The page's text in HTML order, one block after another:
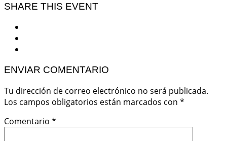
SHARE THIS EVENT
ENVIAR COMENTARIO
Tu dirección de correo electrónico no será publicada.
Los campos obligatorios están marcados con *
Comentario *